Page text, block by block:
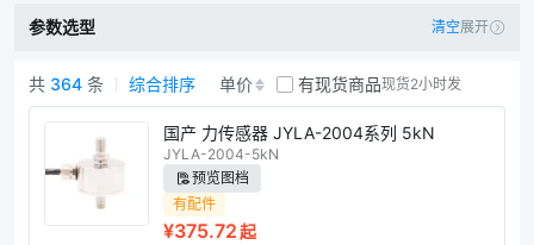
参数选型 清空展开
力传感器商品列表
共 364 条 综合排序 单价 有现货商品现货2小时发
国产 力传感器 JYLA-2004系列 5kN
JYLA-2004-5kN
预览图档
有配件
¥375.72起